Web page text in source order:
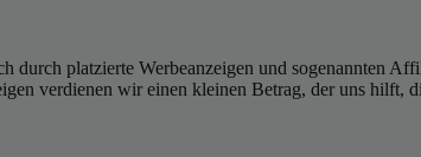
durch platzierte Werbeanzeigen und sogenannten
verdienen wir einen kleinen Betrag, der uns hilft,